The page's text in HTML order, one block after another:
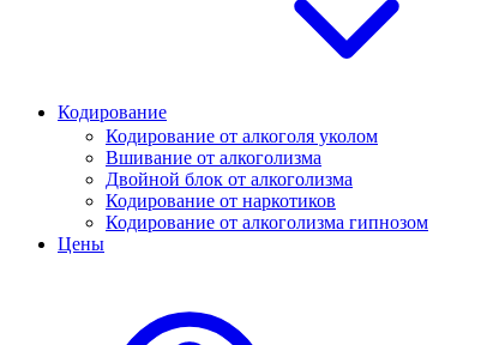
Кодирование
Кодирование от алкоголя уколом
Вшивание от алкоголизма
Двойной блок от алкоголизма
Кодирование от наркотиков
Кодирование от алкоголизма гипнозом
Цены